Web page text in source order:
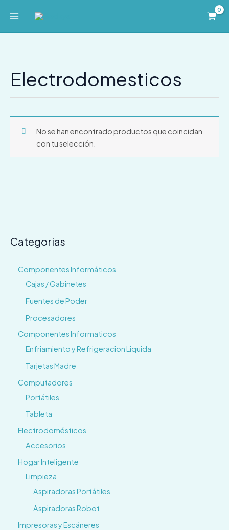
Categorias
Componentes Informáticos
Cajas / Gabinetes
Fuentes de Poder
Procesadores
Componentes Informaticos
Enfriamiento y Refrigeracion Liquida
Tarjetas Madre
Computadores
Portátiles
Tableta
Electrodomésticos
Accesorios
Hogar Inteligente
Limpieza
Aspiradoras Portátiles
Aspiradoras Robot
Impresoras y Escáneres
Electrodomesticos
No se han encontrado productos que coincidan
con tu selección.